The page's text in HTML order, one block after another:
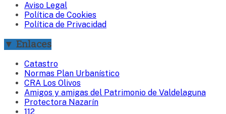
Aviso Legal
Política de Cookies
Política de Privacidad
▼ Enlaces
Catastro
Normas Plan Urbanístico
CRA Los Olivos
Amigos y amigas del Patrimonio de Valdelaguna
Protectora Nazarín
112